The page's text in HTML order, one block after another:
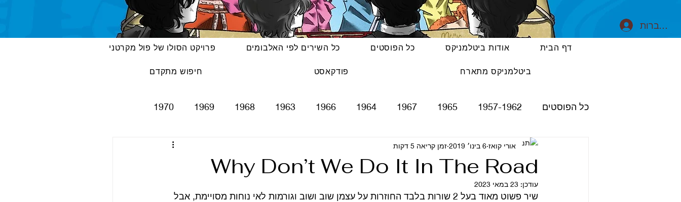
דף הבית אודות ביטלמניקס כל הפוסטים כל השירים לפי האלבומים פרויקט הסולו של פול מקרטני
ביטלמניקס מתארח פודקאסט חיפוש מתקדם
כל הפוסטים 1957-1962
1965
1967
1964
1966
1963
1968
1969
1970
Please Please Me
With The Beatles
Rubber Soul
Revolver
Why Don’t We Do It In The Road
אורי קואז 6 בינו׳ 2019 זמן קריאה 5 דקות
עודכן: 23 במאי 2023
שיר פשוט מאוד בעל 2 שורות בלבד החוזרות על עצמן שוב ושוב וגורמות לאי נוחות מסויימת, אבל